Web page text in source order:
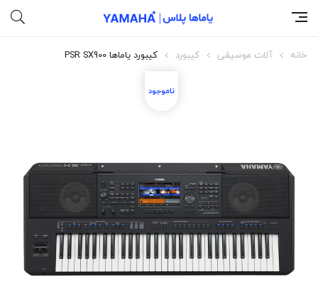
خانه آلات موسیقی کیبورد کیبورد یاماها PSR SX900